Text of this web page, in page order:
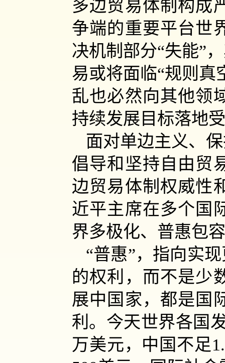
多边贸易体制构成
争端的重要平台世
决机制部分“失能”
易或将面临“规则真
乱也必然向其他领
持续发展目标落地
面对单边主义、
倡导和坚持自由贸
边贸易体制权威性
近平主席在多个国
界多极化、普惠包
“普惠”，指向实
的权利，而不是少
展中国家，都是国
利。今天世界各国
万美元，中国不足